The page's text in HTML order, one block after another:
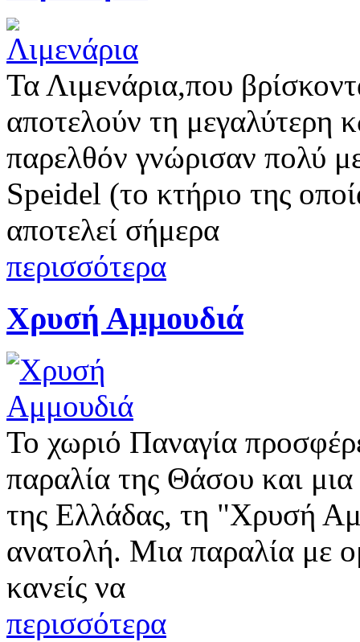
Τα Λιμενάρια,που
αποτελούν τη μεγαλύτερη
παρελθόν γνώρισαν πολύ
Speidel (το κτήριο της
αποτελεί σήμερα
περισσότερα
Χρυσή Αμμουδιά
Το χωριό Παναγία
παραλία της Θάσου και
της Ελλάδας, τη "Χρυσή
ανατολή. Μια παραλία με
κανείς να
περισσότερα